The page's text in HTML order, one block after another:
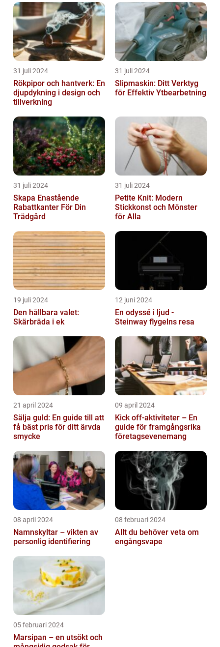
31 juli 2024
Rökpipor och hantverk: En
djupdykning i design och
tillverkning
31 juli 2024
Slipmaskin: Ditt Verktyg
för Effektiv Ytbearbetning
31 juli 2024
Skapa Enastående
Rabattkanter För Din
Trädgård
31 juli 2024
Petite Knit: Modern
Stickkonst och Mönster
för Alla
19 juli 2024
Den hållbara valet:
Skärbräda i ek
12 juni 2024
En odyssé i ljud -
Steinway flygelns resa
21 april 2024
Sälja guld: En guide till att
få bäst pris för ditt ärvda
smycke
09 april 2024
Kick off-aktiviteter – En
guide för framgångsrika
företagsevenemang
08 april 2024
Namnskyltar – vikten av
personlig identifiering
08 februari 2024
Allt du behöver veta om
engångsvape
05 februari 2024
Marsipan – en utsökt och